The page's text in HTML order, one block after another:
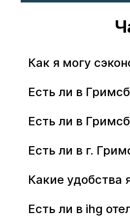
Как я могу
Есть ли в
Есть ли в
Есть ли в г.
Какие удобства
Есть ли в ihg